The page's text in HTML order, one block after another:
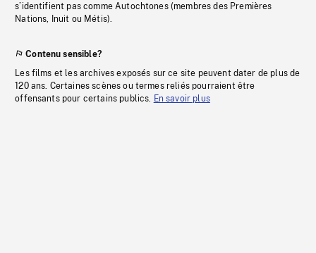
s’identifient pas comme Autochtones (membres des Premières
Nations, Inuit ou Métis).
Contenu sensible?
Les films et les archives exposés sur ce site peuvent dater de plus de
120 ans. Certaines scènes ou termes reliés pourraient être
offensants pour certains publics. En savoir plus